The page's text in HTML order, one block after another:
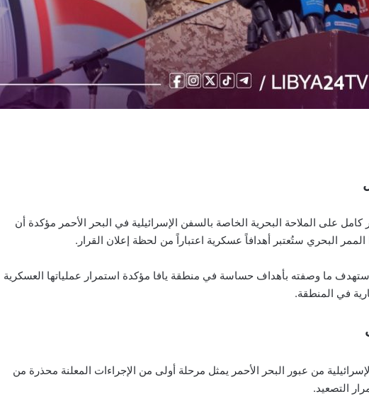
على الملاحة البحرية الخاصة بالسفن الإسرائيلية في البحر الأحمر مؤكدة أن
البحري ستُعتبر أهدافاً عسكرية اعتباراً من لحظة إعلان القرار.
ما وصفته بأهداف حساسة في منطقة يافا مؤكدة استمرار عملياتها العسكرية
في المنطقة.
من عبور البحر الأحمر يمثل مرحلة أولى من الإجراءات المعلنة محذرة من
التصعيد.